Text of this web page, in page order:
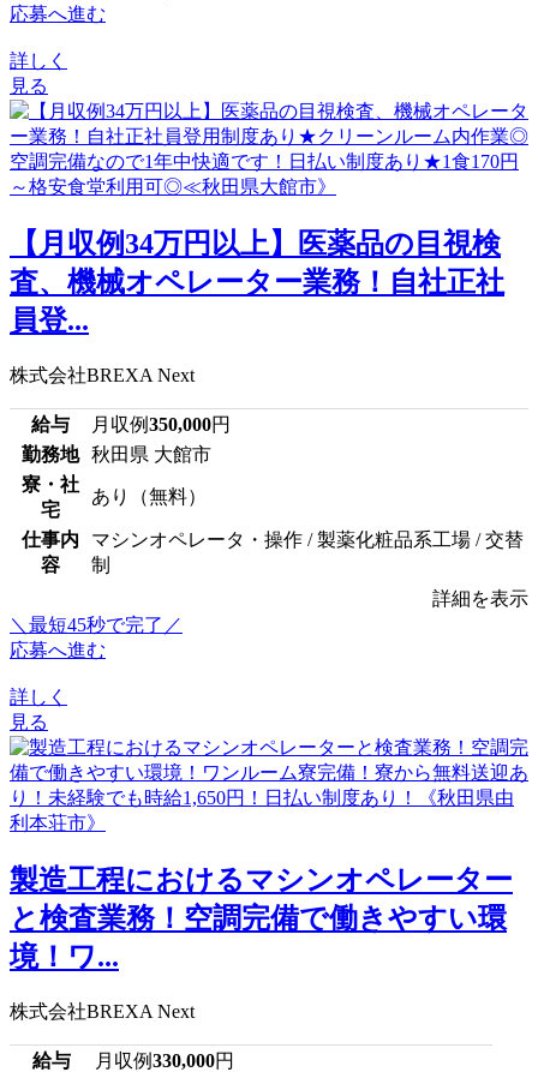
応募へ進む
詳しく
見る
【月収例34万円以上】医薬品の目視検
査、機械オペレーター業務！自社正社
員登...
株式会社BREXA Next
給与 月収例350,000円
勤務地
秋田県 大館市
寮・社
宅
あり（無料）
仕事内
容
マシンオペレータ・操作 / 製薬化粧品系工場 / 交替
制
詳細を表示
＼最短45秒で完了／
応募へ進む
詳しく
見る
製造工程におけるマシンオペレーター
と検査業務！空調完備で働きやすい環
境！ワ...
株式会社BREXA Next
給与 月収例330,000円